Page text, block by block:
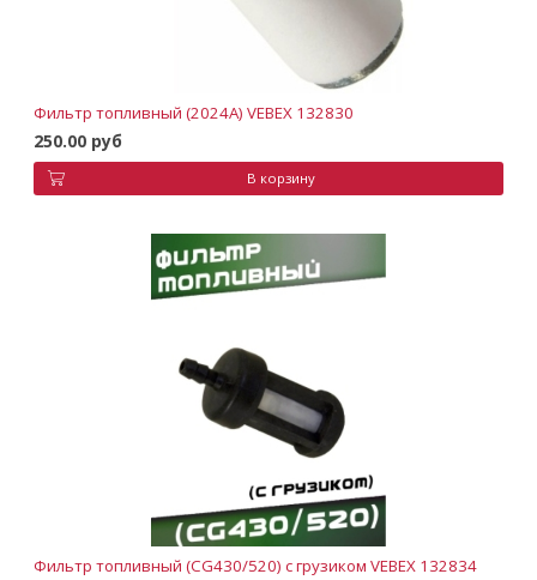
Фильтр топливный (2024A) VEBEX 132830
250.00 руб
В корзину
Фильтр топливный (CG430/520) с грузиком VEBEX 132834